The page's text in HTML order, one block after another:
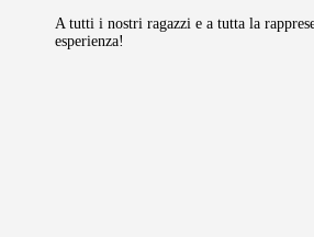
A tutti i nostri ragazzi e a tutta la
esperienza!